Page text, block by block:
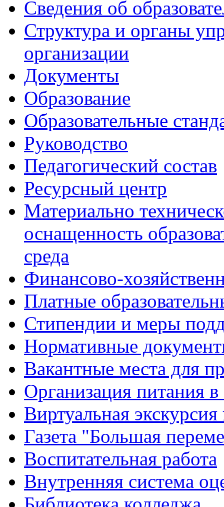
Сведения об
Структура и органы
организации
Документы
Образование
Образовательные
Руководство
Педагогический состав
Ресурсный центр
Материально
оснащенность
среда
Финансово-
Платные
Стипендии и меры
Нормативные
Вакантные места для
Организация питания в
Виртуальная
Газета "Большая
Воспитательная работа
Внутренняя система